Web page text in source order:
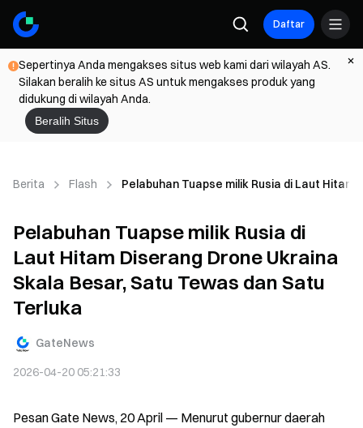
Daftar
Sepertinya Anda mengakses situs web kami dari wilayah AS.
Silakan beralih ke situs AS untuk mengakses produk yang
didukung di wilayah Anda.
Beralih Situs
Berita Flash Pelabuhan Tuapse milik Rusia di Laut
Pelabuhan Tuapse milik Rusia di
Laut Hitam Diserang Drone Ukraina
Skala Besar, Satu Tewas dan Satu
Terluka
GateNews
2026-04-20 05:21:33
Pesan Gate News, 20 April — Menurut gubernur daerah